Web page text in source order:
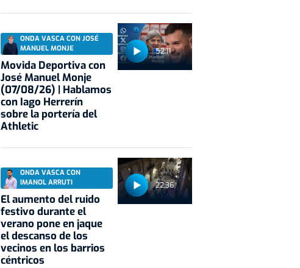
52:11
ONDA VASCA CON JOSÉ
MANUEL MONJE
Movida Deportiva con
José Manuel Monje
(07/08/26) | Hablamos
con Iago Herrerín
sobre la portería del
Athletic
22:36
ONDA VASCA CON
IMANOL ARRUTI
El aumento del ruido
festivo durante el
verano pone en jaque
el descanso de los
vecinos en los barrios
céntricos